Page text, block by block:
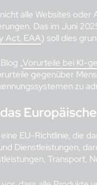
alle Websites
Das im Juni
Act, EAA) soll dies
„Vorurteile bei KI-
gegenüber
zu
EU-Richtlinie, die
Dienstleistungen,
Transport,